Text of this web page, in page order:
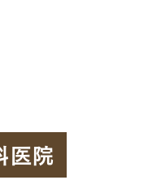
医院